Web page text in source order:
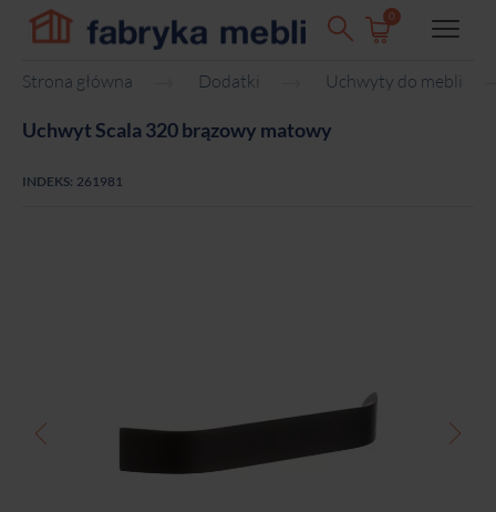
0
Strona główna Dodatki Uchwyty do mebli
Uchwyt Scala 320 brązowy matowy
INDEKS: 261981